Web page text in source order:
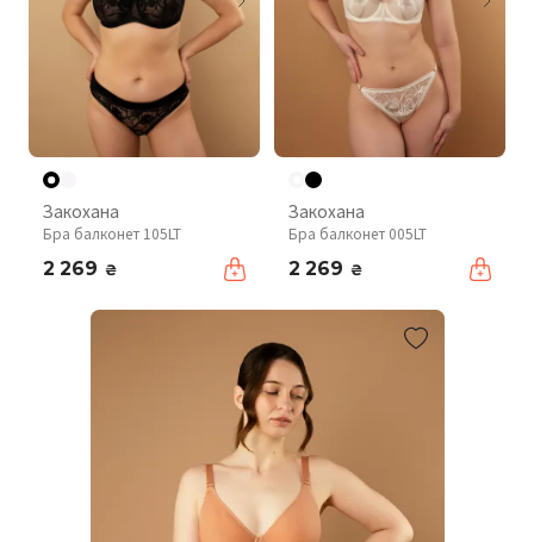
Закохана
Бра балконет 105LT
2 269 ₴
Закохана
Бра балконет 005LT
2 269 ₴